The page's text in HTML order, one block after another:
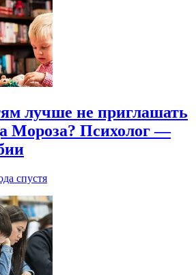
лучше не приглашать
Мороза? Психолог —
спустя